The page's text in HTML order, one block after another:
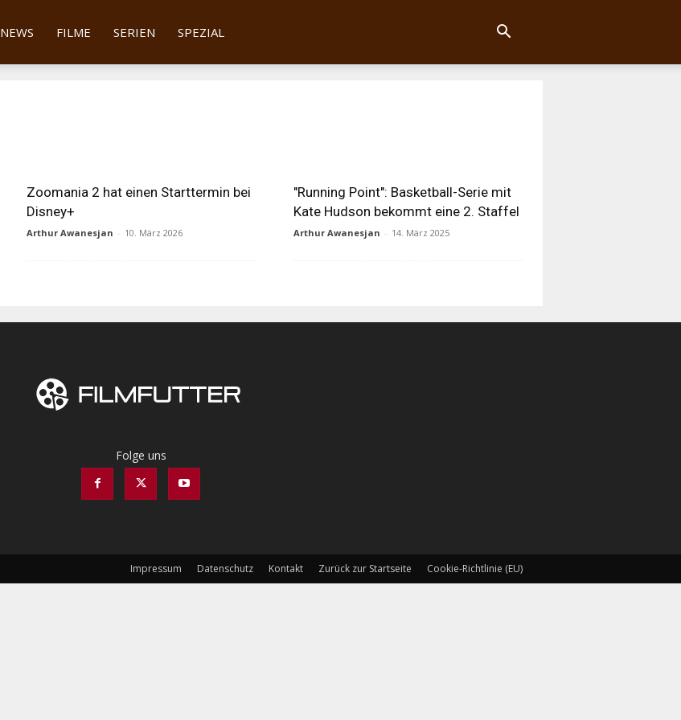
NEWS FILME SERIEN SPEZIAL
Zoomania 2 hat einen Starttermin bei
Disney+
Arthur Awanesjan - 10. März 2026
"Running Point": Basketball-Serie mit
Kate Hudson bekommt eine 2. Staffel
Arthur Awanesjan - 14. März 2025
Folge uns
Impressum Datenschutz Kontakt Zurück zur Startseite Cookie-Richtlinie (EU)